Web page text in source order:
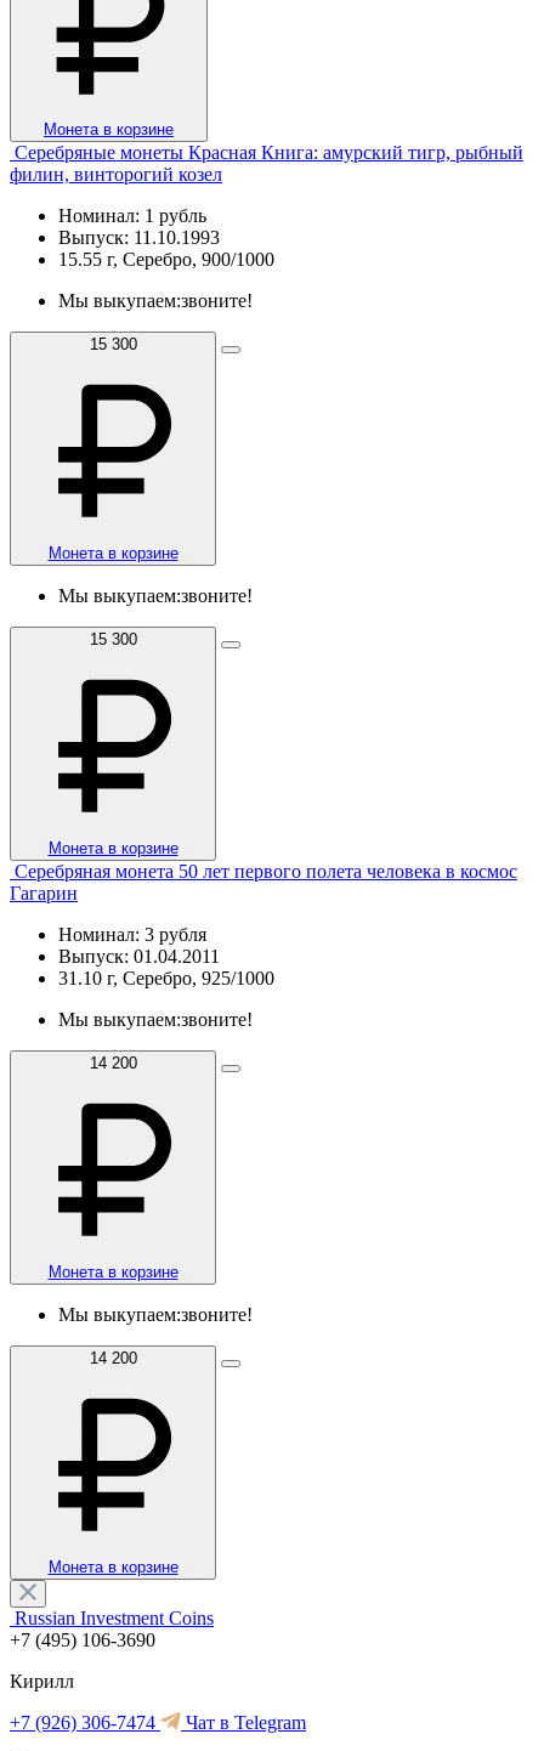
Монета в корзине
Серебряные монеты Красная Книга: амурский тигр, рыбный
филин, винторогий козел
Номинал: 1 рубль
Выпуск: 11.10.1993
15.55 г, Серебро, 900/1000
Мы выкупаем:звоните!
15 300
Монета в корзине
Мы выкупаем:звоните!
15 300
Монета в корзине
Серебряная монета 50 лет первого полета человека в космос
Гагарин
Номинал: 3 рубля
Выпуск: 01.04.2011
31.10 г, Серебро, 925/1000
Мы выкупаем:звоните!
14 200
Монета в корзине
Мы выкупаем:звоните!
14 200
Монета в корзине
Russian Investment Coins
+7 (495) 106-3690
Кирилл
+7 (926) 306-7474
Чат в Telegram